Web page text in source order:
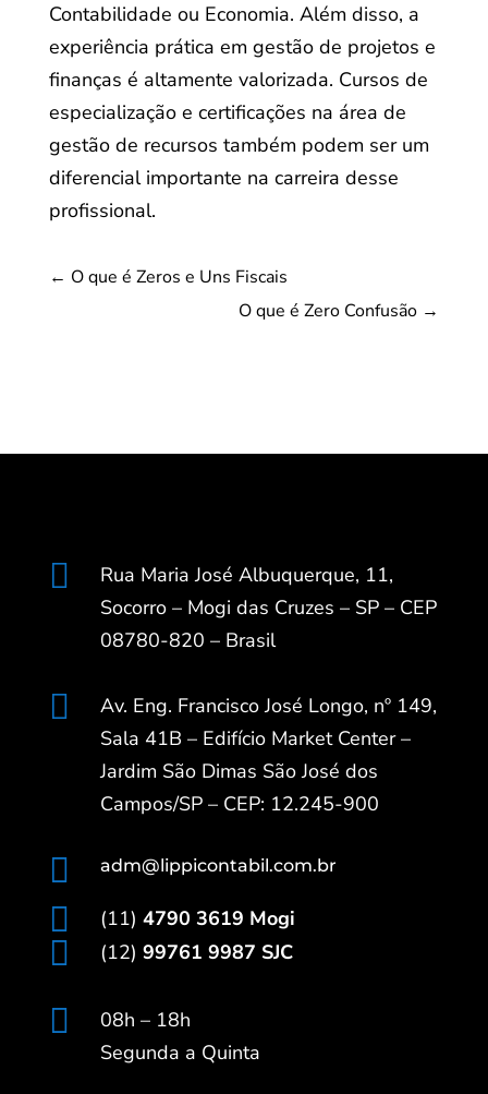
Contabilidade ou Economia. Além disso, a
experiência prática em gestão de projetos e
finanças é altamente valorizada. Cursos de
especialização e certificações na área de
gestão de recursos também podem ser um
diferencial importante na carreira desse
profissional.
← O que é Zeros e Uns Fiscais
O que é Zero Confusão →

Rua Maria José Albuquerque, 11,
Socorro – Mogi das Cruzes – SP – CEP
08780-820 – Brasil

Av. Eng. Francisco José Longo, nº 149,
Sala 41B – Edifício Market Center –
Jardim São Dimas São José dos
Campos/SP – CEP: 12.245-900
 adm@lippicontabil.com.br
 (11) 4790 3619 Mogi
 (12) 99761 9987 SJC

08h – 18h
Segunda a Quinta